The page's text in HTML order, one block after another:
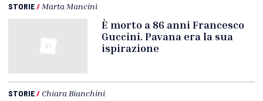
STORIE/ Marta Mancini
È morto a 86 anni Francesco
Guccini. Pavana era la sua
ispirazione
STORIE/ Chiara Bianchini